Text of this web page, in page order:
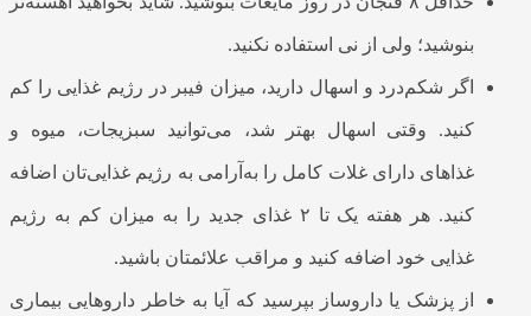
بنوشید؛ ولی از نی استفاده نکنید.
اگر شکم‌درد و اسهال دارید، میزان فیبر در رژیم غذایی را کم
کنید. وقتی اسهال بهتر شد، می‌توانید سبزیجات، میوه و
غذاهای دارای غلات کامل را به‌آرامی به رژیم غذایی‌تان اضافه
کنید. هر هفته یک تا ۲ غذای جدید را به میزان کم به رژیم
غذایی خود اضافه کنید و مراقب علائمتان باشید.
از پزشک یا داروساز بپرسید که آیا به خاطر داروهایی بیماری